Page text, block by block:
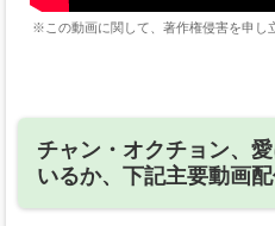
※この動画に関して、著作権侵害を申し
チャン・オクチョン、
いるか、下記主要動画